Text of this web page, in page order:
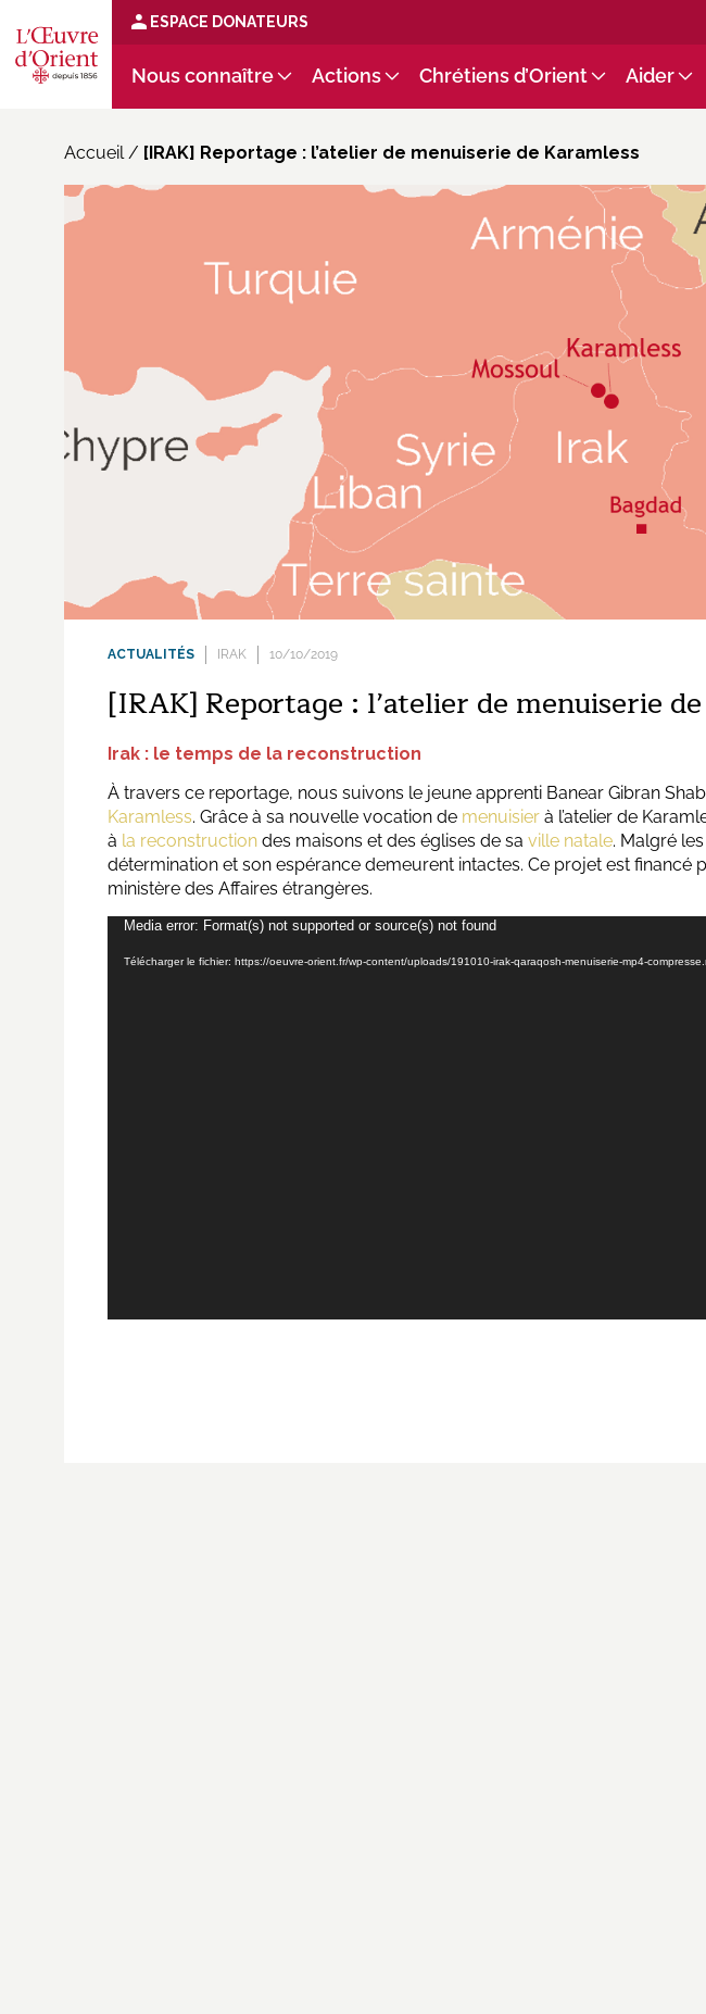
ESPACE DONATEURS
Nous connaître Actions Chrétiens d’Orient Aider
Accueil/ [IRAK] Reportage : l’atelier de menuiserie de Karamless
ACTUALITÉS IRAK 10/10/2019
[IRAK] Reportage : l’atelier de menuiserie
Irak : le temps de la reconstruction
À travers ce reportage, nous suivons le jeune apprenti Banear Gibran
Karamless. Grâce à sa nouvelle vocation de menuisier à l’atelier de
à la reconstruction des maisons et des églises de sa ville natale. Malgré
détermination et son espérance demeurent intactes. Ce projet est financé
ministère des Affaires étrangères.
Lecteur
Media error: Format(s) not supported or source(s) not found
Télécharger le fichier: https://oeuvre-orient.fr/wp-content/uploads/191010-irak-qaraqosh-menuiserie-mp4-